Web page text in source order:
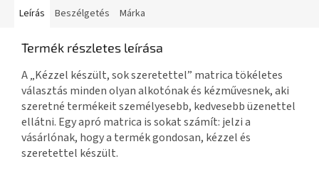
Leírás Beszélgetés Márka
Termék részletes leírása
A „Kézzel készült, sok szeretettel” matrica tökéletes
választás minden olyan alkotónak és kézművesnek,aki
szeretné termékeit személyesebb, kedvesebb üzenettel
ellátni. Egy apró matrica is sokat számít: jelzi a
vásárlónak, hogy a termék gondosan, kézzel és
szeretettel készült.